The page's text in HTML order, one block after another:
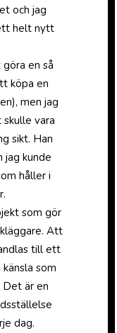
och jag
helt nytt
en så
köpa en
men jag
vara
sikt. Han
jag kunde
håller i
som gör
Att
till ett
som
Det är en
dag.